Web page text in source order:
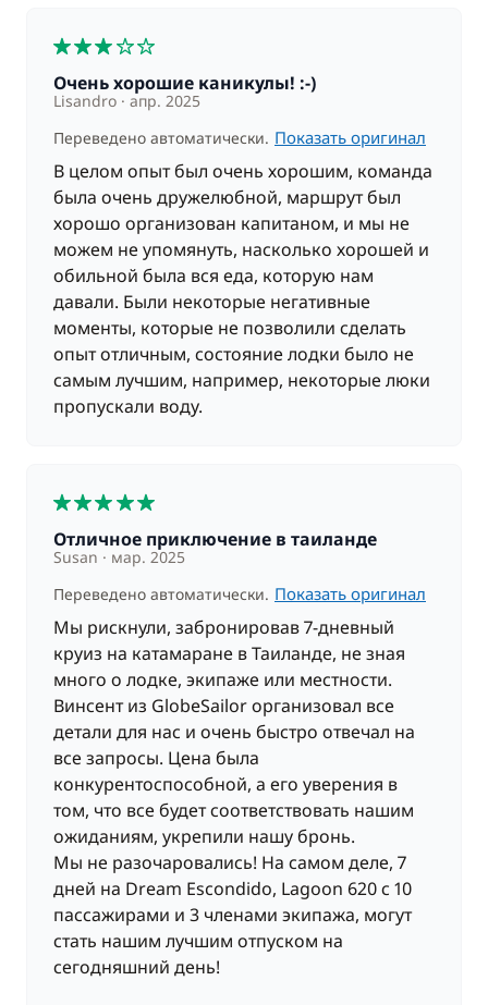
К концу дня вы станете на якорь на острове Ко
Дам Кай, также называемом «Chicken Island» или
«остров Цыплёнка». Во время отлива вы можете
пройтись по песчаной косе, соединяющей остров
Цыплёнка с другими островами. Катамаран
останется на якорной стоянке около острова на
ночь.
Пожеланию и за дополнительную плату:
расслабляющий массаж.
ДЕНЬ 5 : о. Ко Дам Кай (Koh Dam Kaï) – Кох Маи
Пхай (Koh Maï Phaï) – Кох Пхи Пхи Дон (Koh Phi
Phi Don) (около 2 часов навигации)
После завтрака, Ваш катамаран отправится в
плавание к острову Пхи-Пхи Дон с
остров». После обеда – отъезд в сторону Кох Пхи
Пхи Дон, одного из самых красивых островов в
мире. Вы пересечете Залив Обезьян (Yongkasem
Bay), а затем судно встанет на якорь в заливе
напротив «Nui bay», где Вам откроется
великолепный вид на остров во время заката.
Ужин и ночёвка на якорной стоянке.
Обратите внимание:в случае сильных западных
ветров (особенно в период с мая по октябрь)
капитан пришвартует катамаран на восточном
побережье Пхи-Пхи, известного своими дикими
пляжами.
ДЕНЬ 6 : Кох Пхи-Пхи-Дон (Ko Phi Phi Don) - Пхи-
Пхи-Лей (Koh Phi Phi Ley) - Кох Пхи-Пхи-Дон
(Koh Phi Phi Don)(около 2 часов 45 минут
навигации)
Завтрак и визит на остров Пхи-Пхи-Лей. Вы
Очень хорошие каникулы! :-)
Lisandro
апр. 2025
Переведено автоматически. Показать оригинал
В целом опыт был очень хорошим, команда
была очень дружелюбной, маршрут был
хорошо организован капитаном, и мы не
можем не упомянуть, насколько хорошей и
обильной была вся еда, которую нам
давали. Были некоторые негативные
моменты, которые не позволили сделать
опыт отличным, состояние лодки было не
самым лучшим, например, некоторые люки
пропускали воду.
Отличное приключение в таиланде
Susan
мар. 2025
Переведено автоматически. Показать оригинал
Мы рискнули, забронировав 7-дневный
круиз на катамаране в Таиланде, не зная
много о лодке, экипаже или местности.
Винсент из GlobeSailor организовал все
детали для нас и очень быстро отвечал на
все запросы. Цена была
конкурентоспособной, а его уверения в
том, что все будет соответствовать нашим
ожиданиям, укрепили нашу бронь.
Мы не разочаровались! На самом деле, 7
дней на Dream Escondido, Lagoon 620 с 10
пассажирами и 3 членами экипажа, могут
стать нашим лучшим отпуском на
сегодняшний день!